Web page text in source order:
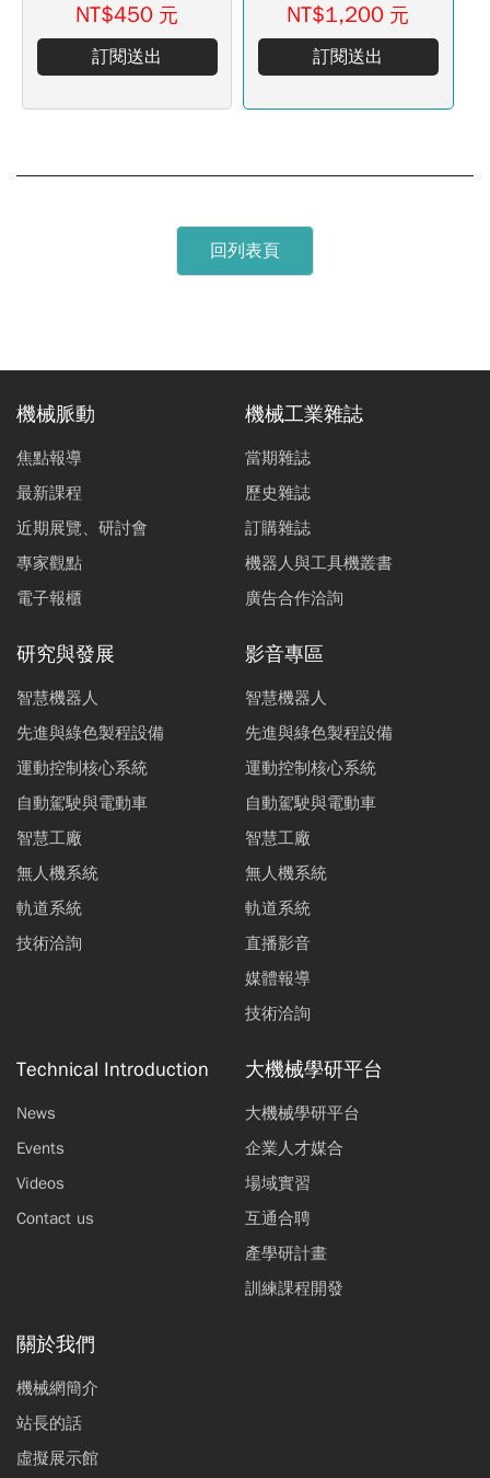
NT$450 元
訂閱送出
NT$1,200 元
訂閱送出
回列表頁
機械脈動
焦點報導
最新課程
近期展覽、研討會
專家觀點
電子報櫃
機械工業雜誌
當期雜誌
歷史雜誌
訂購雜誌
機器人與工具機叢書
廣告合作洽詢
研究與發展
智慧機器人
先進與綠色製程設備
運動控制核心系統
自動駕駛與電動車
智慧工廠
無人機系統
軌道系統
技術洽詢
影音專區
智慧機器人
先進與綠色製程設備
運動控制核心系統
自動駕駛與電動車
智慧工廠
無人機系統
軌道系統
直播影音
媒體報導
技術洽詢
Technical Introduction
News
Events
Videos
Contact us
大機械學研平台
大機械學研平台
企業人才媒合
場域實習
互通合聘
產學研計畫
訓練課程開發
關於我們
機械網簡介
站長的話
虛擬展示館